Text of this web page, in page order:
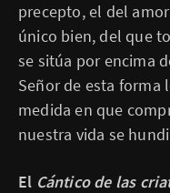
precepto, el del
único bien, del que
se sitúa por encima
Señor de esta forma
medida en que
nuestra vida se
El Cántico de las